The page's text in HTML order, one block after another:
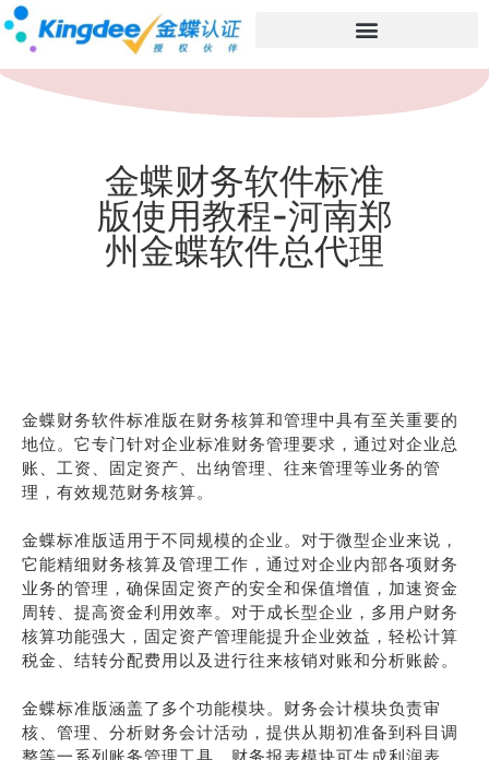
金蝶财务软件标准
版使用教程-河南郑
州金蝶软件总代理
金蝶财务软件标准版在财务核算和管理中具有至关重要的
地位。它专门针对企业标准财务管理要求，通过对企业总
账、工资、固定资产、出纳管理、往来管理等业务的管
理，有效规范财务核算。
金蝶标准版适用于不同规模的企业。对于微型企业来说，
它能精细财务核算及管理工作，通过对企业内部各项财务
业务的管理，确保固定资产的安全和保值增值，加速资金
周转、提高资金利用效率。对于成长型企业，多用户财务
核算功能强大，固定资产管理能提升企业效益，轻松计算
税金、结转分配费用以及进行往来核销对账和分析账龄。
金蝶标准版涵盖了多个功能模块。财务会计模块负责审
核、管理、分析财务会计活动，提供从期初准备到科目调